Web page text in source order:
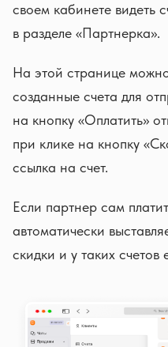
своем кабинете видеть
в разделе «Партнерка».
На этой странице
созданные счета для
на кнопку «Оплатить»
при клике на кнопку
ссылка на счет.
Если партнер сам
автоматически
скидки и у таких счетов